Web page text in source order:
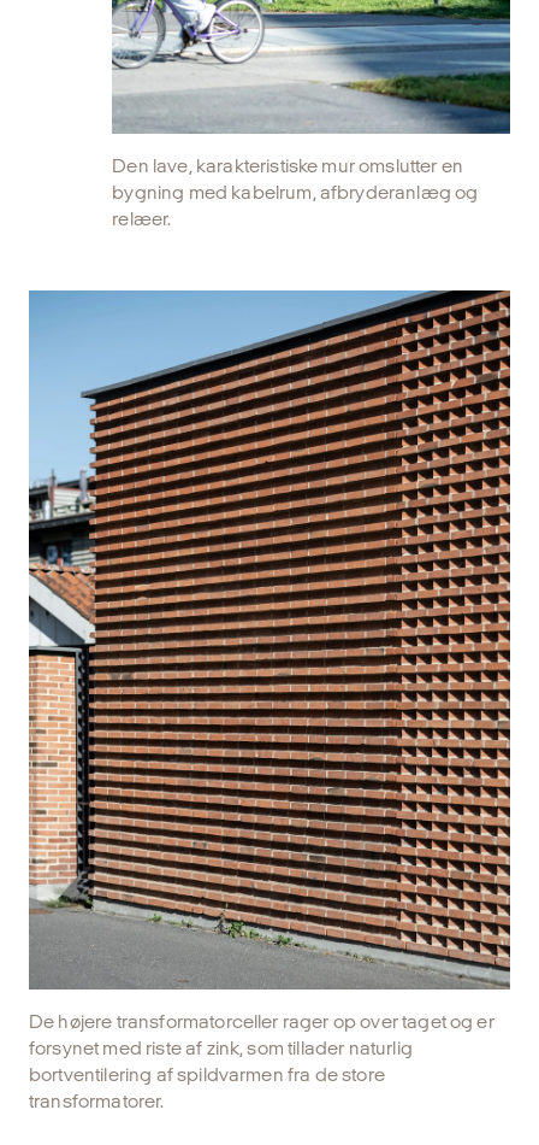
Den lave, karakteristiske mur omslutter en
bygning med kabelrum, afbryderanlæg og
relæer.
De højere transformatorceller rager op over taget og er
forsynet med riste af zink, som tillader naturlig
bortventilering af spildvarmen fra de store
transformatorer.